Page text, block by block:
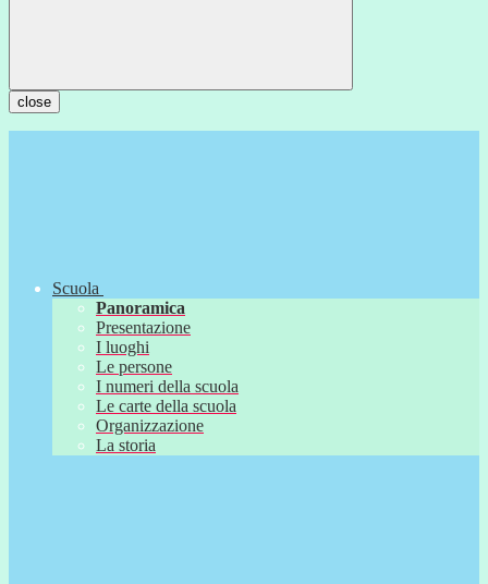
close
Scuola
Panoramica
Presentazione
I luoghi
Le persone
I numeri della scuola
Le carte della scuola
Organizzazione
La storia